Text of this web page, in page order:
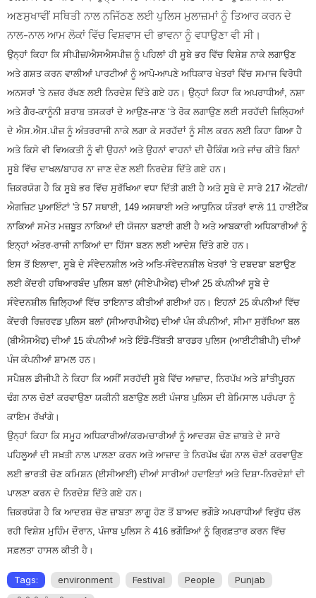
ਅਣਸੁਖਾਵੀਂ ਸਥਿਤੀ ਨਾਲ ਨਜਿੱਠਣ ਲਈ ਪੁਲਿਸ ਮੁਲਾਜ਼ਮਾਂ ਨੂੰ ਤਿਆਰ ਕਰਨ ਦੇ
ਨਾਲ-ਨਾਲ ਆਮ ਲੋਕਾਂ ਵਿੱਚ ਵਿਸ਼ਵਾਸ ਦੀ ਭਾਵਨਾ ਨੂੰ ਵਧਾਉਣਾ ਵੀ ਸੀ।
ਉਨ੍ਹਾਂ ਕਿਹਾ ਕਿ ਸੀਪੀਜ਼/ਐਸਐਸਪੀਜ਼ ਨੂੰ ਪਹਿਲਾਂ ਹੀ ਸੂਬੇ ਭਰ ਵਿੱਚ ਵਿਸ਼ੇਸ਼ ਨਾਕੇ ਲਗਾਉਣ
ਅਤੇ ਗਸ਼ਤ ਕਰਨ ਵਾਲੀਆਂ ਪਾਰਟੀਆਂ ਨੂੰ ਆਪੋ-ਆਪਣੇ ਅਧਿਕਾਰ ਖੇਤਰਾਂ ਵਿੱਚ ਸਮਾਜ ਵਿਰੋਧੀ
ਅਨਸਰਾਂ 'ਤੇ ਨਜ਼ਰ ਰੱਖਣ ਲਈ ਨਿਰਦੇਸ਼ ਦਿੱਤੇ ਗਏ ਹਨ। ਉਨ੍ਹਾਂ ਕਿਹਾ ਕਿ ਅਪਰਾਧੀਆਂ, ਨਸ਼ਾ
ਅਤੇ ਗੈਰ-ਕਾਨੂੰਨੀ ਸ਼ਰਾਬ ਤਸਕਰਾਂ ਦੇ ਆਉਣ-ਜਾਣ ‘ਤੇ ਰੋਕ ਲਗਾਉਣ ਲਈ ਸਰਹੱਦੀ ਜ਼ਿਲ੍ਹਿਆਂ
ਦੇ ਐਸ.ਐਸ.ਪੀਜ਼ ਨੂੰ ਅੰਤਰਰਾਜੀ ਨਾਕੇ ਲਗਾ ਕੇ ਸਰਹੱਦਾਂ ਨੂੰ ਸੀਲ ਕਰਨ ਲਈ ਕਿਹਾ ਗਿਆ ਹੈ
ਅਤੇ ਕਿਸੇ ਵੀ ਵਿਅਕਤੀ ਨੂੰ ਵੀ ਉਹਨਾਂ ਅਤੇ ਉਹਨਾਂ ਵਾਹਨਾਂ ਦੀ ਚੈਕਿੰਗ ਅਤੇ ਜਾਂਚ ਕੀਤੇ ਬਿਨਾਂ
ਸੂਬੇ ਵਿੱਚ ਦਾਖਲ/ਬਾਹਰ ਨਾ ਜਾਣ ਦੇਣ ਲਈ ਨਿਰਦੇਸ਼ ਦਿੱਤੇ ਗਏ ਹਨ।
ਜ਼ਿਕਰਯੋਗ ਹੈ ਕਿ ਸੂਬੇ ਭਰ ਵਿੱਚ ਸੁਰੱਖਿਆ ਵਧਾ ਦਿੱਤੀ ਗਈ ਹੈ ਅਤੇ ਸੂਬੇ ਦੇ ਸਾਰੇ 217 ਐਂਟਰੀ/
ਐਗਜ਼ਿਟ ਪੁਆਇੰਟਾਂ 'ਤੇ 57 ਸਥਾਈ, 149 ਅਸਥਾਈ ਅਤੇ ਆਧੁਨਿਕ ਯੰਤਰਾਂ ਵਾਲੇ 11 ਹਾਈਟੈੱਕ
ਨਾਕਿਆਂ ਸਮੇਤ ਮਜ਼ਬੂਤ ਨਾਕਿਆਂ ਦੀ ਯੋਜਨਾ ਬਣਾਈ ਗਈ ਹੈ ਅਤੇ ਆਬਕਾਰੀ ਅਧਿਕਾਰੀਆਂ ਨੂੰ
ਇਨ੍ਹਾਂ ਅੰਤਰ-ਰਾਜੀ ਨਾਕਿਆਂ ਦਾ ਹਿੱਸਾ ਬਣਨ ਲਈ ਆਦੇਸ਼ ਦਿੱਤੇ ਗਏ ਹਨ।
ਇਸ ਤੋਂ ਇਲਾਵਾ, ਸੂਬੇ ਦੇ ਸੰਵੇਦਨਸ਼ੀਲ ਅਤੇ ਅਤਿ-ਸੰਵੇਦਨਸ਼ੀਲ ਖੇਤਰਾਂ 'ਤੇ ਦਬਦਬਾ ਬਣਾਉਣ
ਲਈ ਕੇਂਦਰੀ ਹਥਿਆਰਬੰਦ ਪੁਲਿਸ ਬਲਾਂ (ਸੀਏਪੀਐਫ) ਦੀਆਂ 25 ਕੰਪਨੀਆਂ ਸੂਬੇ ਦੇ
ਸੰਵੇਦਨਸ਼ੀਲ ਜ਼ਿਲ੍ਹਿਆਂ ਵਿੱਚ ਤਾਇਨਾਤ ਕੀਤੀਆਂ ਗਈਆਂ ਹਨ। ਇਹਨਾਂ 25 ਕੰਪਨੀਆਂ ਵਿੱਚ
ਕੇਂਦਰੀ ਰਿਜ਼ਰਵਡ ਪੁਲਿਸ ਬਲਾਂ (ਸੀਆਰਪੀਐਫ) ਦੀਆਂ ਪੰਜ ਕੰਪਨੀਆਂ, ਸੀਮਾ ਸੁਰੱਖਿਆ ਬਲ
(ਬੀਐਸਐਫ) ਦੀਆਂ 15 ਕੰਪਨੀਆਂ ਅਤੇ ਇੰਡੋ-ਤਿੱਬਤੀ ਬਾਰਡਰ ਪੁਲਿਸ (ਆਈਟੀਬੀਪੀ) ਦੀਆਂ
ਪੰਜ ਕੰਪਨੀਆਂ ਸ਼ਾਮਲ ਹਨ।
ਸਪੈਸ਼ਲ ਡੀਜੀਪੀ ਨੇ ਕਿਹਾ ਕਿ ਅਸੀਂ ਸਰਹੱਦੀ ਸੂਬੇ ਵਿੱਚ ਆਜ਼ਾਦ, ਨਿਰਪੱਖ ਅਤੇ ਸ਼ਾਂਤੀਪੂਰਨ
ਢੰਗ ਨਾਲ ਚੋਣਾਂ ਕਰਵਾਉਣਾ ਯਕੀਨੀ ਬਣਾਉਣ ਲਈ ਪੰਜਾਬ ਪੁਲਿਸ ਦੀ ਬੇਮਿਸਾਲ ਪਰੰਪਰਾ ਨੂੰ
ਕਾਇਮ ਰੱਖਾਂਗੇ।
ਉਨ੍ਹਾਂ ਕਿਹਾ ਕਿ ਸਮੂਹ ਅਧਿਕਾਰੀਆਂ/ਕਰਮਚਾਰੀਆਂ ਨੂੰ ਆਦਰਸ਼ ਚੋਣ ਜ਼ਾਬਤੇ ਦੇ ਸਾਰੇ
ਪਹਿਲੂਆਂ ਦੀ ਸਖ਼ਤੀ ਨਾਲ ਪਾਲਣਾ ਕਰਨ ਅਤੇ ਆਜ਼ਾਦ ਤੇ ਨਿਰਪੱਖ ਢੰਗ ਨਾਲ ਚੋਣਾਂ ਕਰਵਾਉਣ
ਲਈ ਭਾਰਤੀ ਚੋਣ ਕਮਿਸ਼ਨ (ਈਸੀਆਈ) ਦੀਆਂ ਸਾਰੀਆਂ ਹਦਾਇਤਾਂ ਅਤੇ ਦਿਸ਼ਾ-ਨਿਰਦੇਸ਼ਾਂ ਦੀ
ਪਾਲਣਾ ਕਰਨ ਦੇ ਨਿਰਦੇਸ਼ ਦਿੱਤੇ ਗਏ ਹਨ।
ਜ਼ਿਕਰਯੋਗ ਹੈ ਕਿ ਆਦਰਸ਼ ਚੋਣ ਜ਼ਾਬਤਾ ਲਾਗੂ ਹੋਣ ਤੋਂ ਬਾਅਦ ਭਗੌੜੇ ਅਪਰਾਧੀਆਂ ਵਿਰੁੱਧ ਚੱਲ
ਰਹੀ ਵਿਸ਼ੇਸ਼ ਮੁਹਿੰਮ ਦੌਰਾਨ, ਪੰਜਾਬ ਪੁਲਿਸ ਨੇ 416 ਭਗੌੜਿਆਂ ਨੂੰ ਗ੍ਰਿਫ਼ਤਾਰ ਕਰਨ ਵਿੱਚ
ਸਫ਼ਲਤਾ ਹਾਸਲ ਕੀਤੀ ਹੈ।
Tags: environment Festival People
Punjab